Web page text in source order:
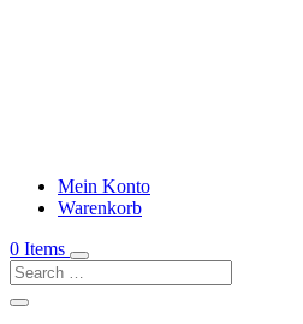
Mein Konto
Warenkorb
0 Items